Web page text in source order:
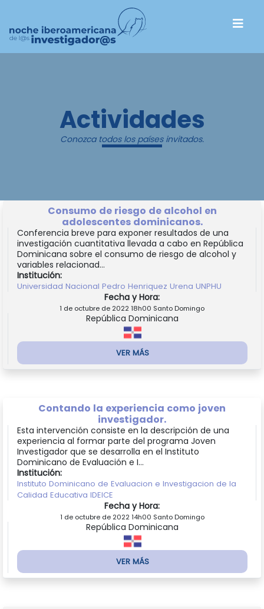
Actividades
Conozca todos los países invitados.
Consumo de riesgo de alcohol en
adolescentes dominicanos.
Conferencia breve para exponer resultados de una
investigación cuantitativa llevada a cabo en República
Dominicana sobre el consumo de riesgo de alcohol y
variables relacionad...
Institución:
Universidad Nacional Pedro Henriquez Urena UNPHU
Fecha y Hora:
1 de octubre de 2022 18h00 Santo Domingo
República Dominicana
VER MÁS
Contando la experiencia como joven
investigador.
Esta intervención consiste en la descripción de una
experiencia al formar parte del programa Joven
Investigador que se desarrolla en el Instituto
Dominicano de Evaluación e I...
Institución:
Instituto Dominicano de Evaluacion e Investigacion de la
Calidad Educativa IDEICE
Fecha y Hora:
1 de octubre de 2022 14h00 Santo Domingo
República Dominicana
VER MÁS